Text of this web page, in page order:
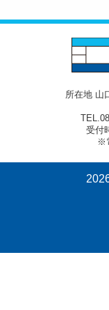
所在地 山
受付
※